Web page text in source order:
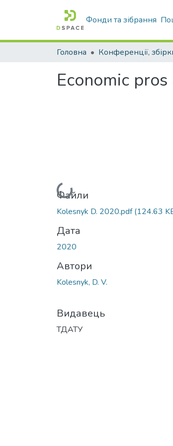
Фонди та зібрання
Головна
Economic
Вантажиться...
Файли
Kolesnyk D. 2020.pdf(124.63
Дата
2020
Автори
Kolesnyk, D. V.
Видавець
ТДАТУ